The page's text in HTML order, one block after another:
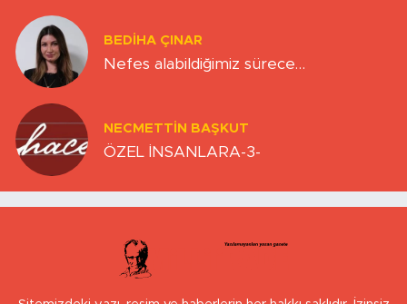
BEDIHA ÇINAR
Nefes alabildiğimiz sürece…
NECMETTIN BAŞKUT
ÖZEL İNSANLARA-3-